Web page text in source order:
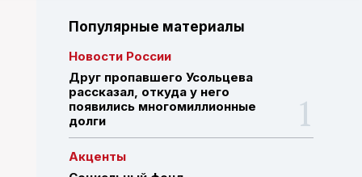
Популярные материалы
Новости России
Друг пропавшего Усольцева
рассказал, откуда у него
появились многомиллионные
долги
Акценты